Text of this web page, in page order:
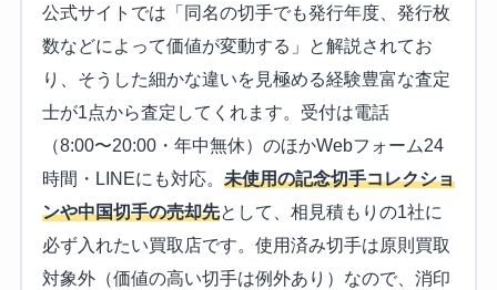
公式サイトでは「同名の切手でも発行年度、発行枚
数などによって価値が変動する」と解説されてお
り、そうした細かな違いを見極める経験豊富な査定
士が1点から査定してくれます。受付は電話
（8:00〜20:00・年中無休）のほかWebフォーム24
時間・LINEにも対応。 未使用の記念切手コレクショ
ンや中国切手の売却先として、相見積もりの1社に
必ず入れたい買取店です。使用済み切手は原則買取
対象外（価値の高い切手は例外あり）なので、消印